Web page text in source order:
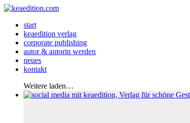
start
keaedition verlag
corporate publishing
autor & autorin werden
neues
kontakt
Weitere laden…